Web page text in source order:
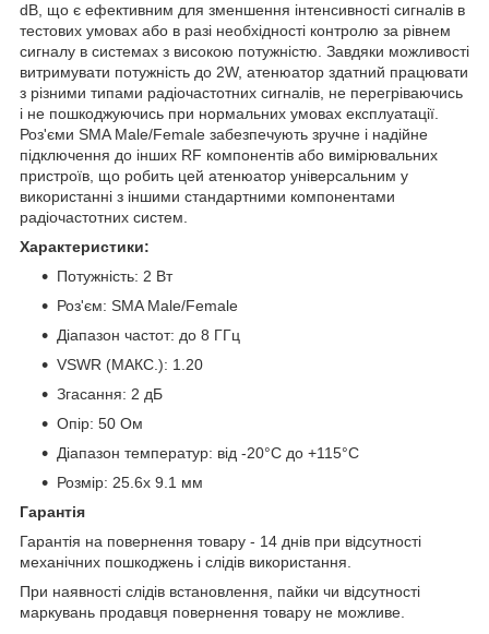
dB, що є ефективним для зменшення інтенсивності сигналів в
тестових умовах або в разі необхідності контролю за рівнем
сигналу в системах з високою потужністю. Завдяки можливості
витримувати потужність до 2W, атенюатор здатний працювати
з різними типами радіочастотних сигналів, не перегріваючись
і не пошкоджуючись при нормальних умовах експлуатації.
Роз'єми SMA Male/Female забезпечують зручне і надійне
підключення до інших RF компонентів або вимірювальних
пристроїв, що робить цей атенюатор універсальним у
використанні з іншими стандартними компонентами
радіочастотних систем.
Характеристики:
Потужність: 2 Вт
Роз'єм: SMA Male/Female
Діапазон частот: до 8 ГГц
VSWR (МАКС.): 1.20
Згасання: 2 дБ
Опір: 50 Ом
Діапазон температур: від -20°C до +115°C
Розмір: 25.6х 9.1 мм
Гарантія
Гарантія на повернення товару - 14 днів при відсутності
механічних пошкоджень і слідів використання.
При наявності слідів встановлення, пайки чи відсутності
маркувань продавця повернення товару не можливе.